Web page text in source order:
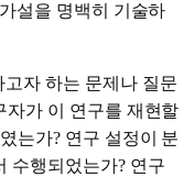
설을 명백히 기술하
자 하는 문제나 질문
자가 이 연구를 재현할
는가? 연구 설정이 분
수행되었는가? 연구